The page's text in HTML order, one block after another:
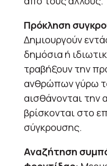
Πρόκληση
Δημιουργούν
δημόσια ή
τραβήξουν την
ανθρώπων γύρω
αισθάνονται την
βρίσκονται στο
σύγκρουσης.
Αναζήτηση